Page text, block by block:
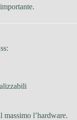
massimo l’hardware.